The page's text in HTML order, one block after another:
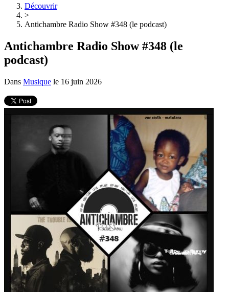
Découvrir
>
Antichambre Radio Show #348 (le podcast)
Antichambre Radio Show #348 (le
podcast)
Dans Musique le 16 juin 2026